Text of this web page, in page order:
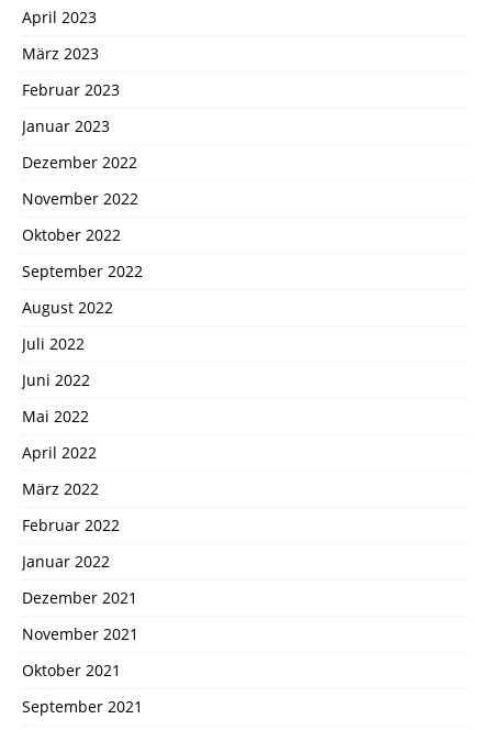
April 2023
März 2023
Februar 2023
Januar 2023
Dezember 2022
November 2022
Oktober 2022
September 2022
August 2022
Juli 2022
Juni 2022
Mai 2022
April 2022
März 2022
Februar 2022
Januar 2022
Dezember 2021
November 2021
Oktober 2021
September 2021